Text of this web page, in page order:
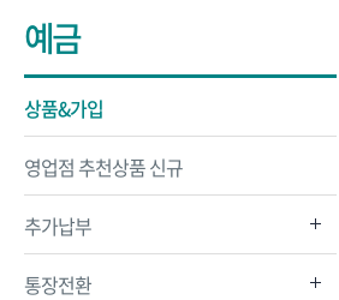
예금
상품&가입
영업점 추천상품 신규
추가납부
통장전환